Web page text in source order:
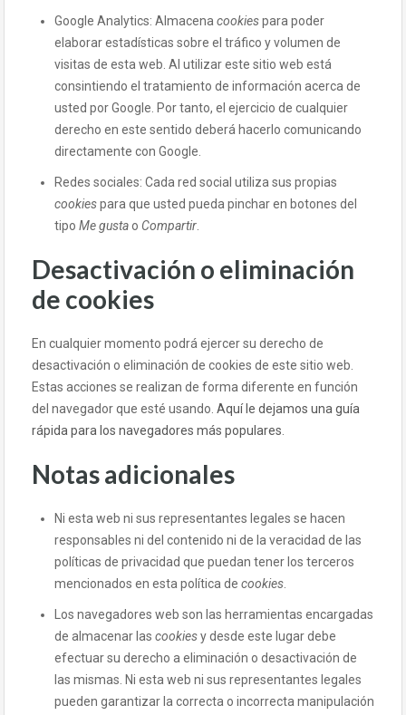
Google Analytics: Almacena cookiespara poder
elaborar estadísticas sobre el tráfico y volumen de
visitas de esta web. Al utilizar este sitio web está
consintiendo el tratamiento de información acerca de
usted por Google. Por tanto, el ejercicio de cualquier
derecho en este sentido deberá hacerlo comunicando
directamente con Google.
Redes sociales: Cada red social utiliza sus propias
cookiespara que usted pueda pinchar en botones del
tipo Me gustao Compartir
Desactivación o eliminación
de cookies
En cualquier momento podrá ejercer su derecho de
desactivación o eliminación de cookies de este sitio web.
Estas acciones se realizan de forma diferente en función
del navegador que esté usando. Aquí le dejamos una guía
rápida para los navegadores más populares
Notas adicionales
Ni esta web ni sus representantes legales se hacen
responsables ni del contenido ni de la veracidad de las
políticas de privacidad que puedan tener los terceros
mencionados en esta política de cookies
Los navegadores web son las herramientas encargadas
de almacenar las cookiesy desde este lugar debe
efectuar su derecho a eliminación o desactivación de
las mismas. Ni esta web ni sus representantes legales
pueden garantizar la correcta o incorrecta manipulación